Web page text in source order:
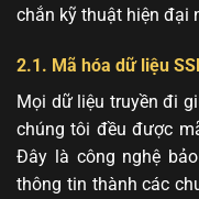
chắn kỹ thuật hiện đại
2.1. Mã hóa dữ liệu
Mọi dữ liệu truyền đi
chúng tôi đều được
Đây là công nghệ
thông tin thành các